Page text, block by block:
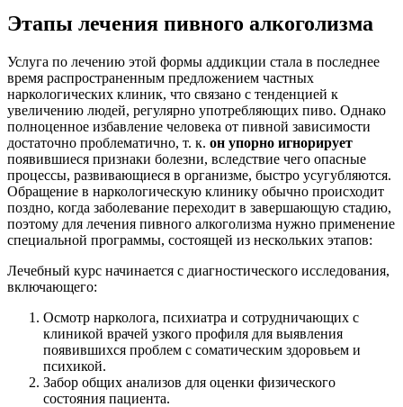
Этапы лечения пивного алкоголизма
Услуга по лечению этой формы аддикции стала в последнее
время распространенным предложением частных
наркологических клиник, что связано с тенденцией к
увеличению людей, регулярно употребляющих пиво. Однако
полноценное избавление человека от пивной зависимости
достаточно проблематично, т. к. он упорно игнорирует
появившиеся признаки болезни, вследствие чего опасные
процессы, развивающиеся в организме, быстро усугубляются.
Обращение в наркологическую клинику обычно происходит
поздно, когда заболевание переходит в завершающую стадию,
поэтому для лечения пивного алкоголизма нужно применение
специальной программы, состоящей из нескольких этапов:
Лечебный курс начинается с диагностического исследования,
включающего:
Осмотр нарколога, психиатра и сотрудничающих с
клиникой врачей узкого профиля для выявления
появившихся проблем с соматическим здоровьем и
психикой.
Забор общих анализов для оценки физического
состояния пациента.